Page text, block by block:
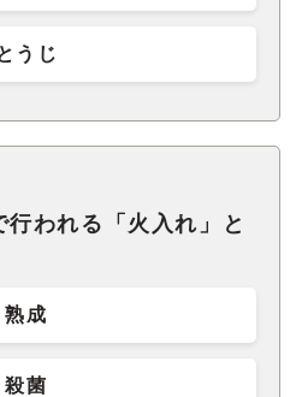
うじ
行われる「火入れ」と
熟成
殺菌